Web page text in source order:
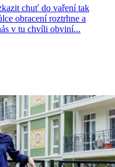
chuť do vaření tak
obracení roztrhne a
v tu chvíli obviní...